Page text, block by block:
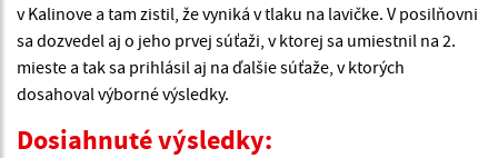
v Kalinove a tam zistil, že vyniká v tlaku na lavičke. V posilňovni
sa dozvedel aj o jeho prvej súťaži, v ktorej sa umiestnil na 2.
mieste a tak sa prihlásil aj na ďalšie súťaže, v ktorých
dosahoval výborné výsledky.
Dosiahnuté výsledky: